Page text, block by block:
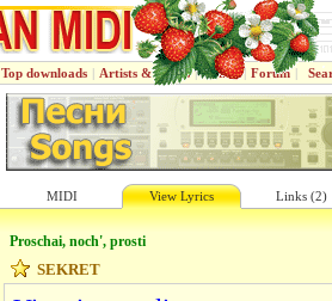
Top downloads | Artists & Bands | Jenres | Forum |
MIDI View Lyrics Links (2)
Proschai, noch', prosti
SEKRET